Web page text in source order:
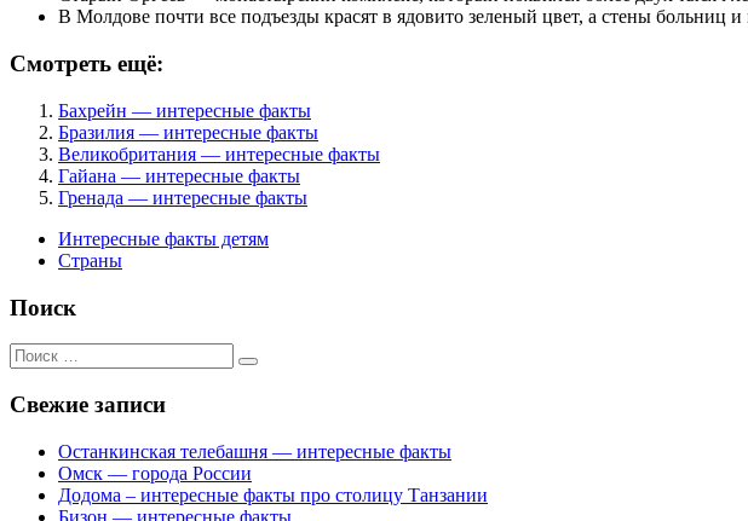
В Молдове почти все подъезды красят в ядовито зеленый цвет, а стены больниц
Смотреть ещё:
Бахрейн — интересные факты
Бразилия — интересные факты
Великобритания — интересные факты
Гайана — интересные факты
Гренада — интересные факты
Интересные факты детям
Страны
Поиск
Поиск
для:
Свежие записи
Останкинская телебашня — интересные факты
Омск — города России
Додома – интересные факты про столицу Танзании
Бизон — интересные факты